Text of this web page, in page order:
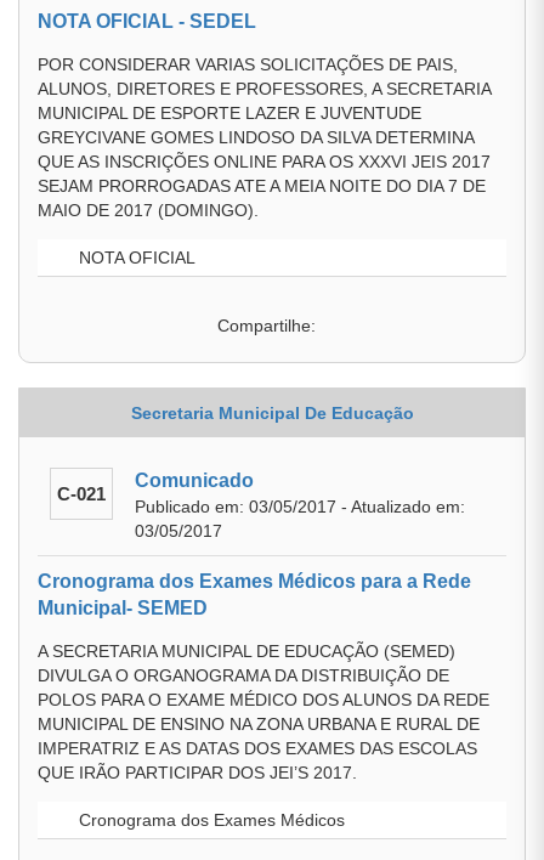
NOTA OFICIAL - SEDEL
POR CONSIDERAR VARIAS SOLICITAÇÕES DE PAIS,
ALUNOS, DIRETORES E PROFESSORES, A SECRETARIA
MUNICIPAL DE ESPORTE LAZER E JUVENTUDE
GREYCIVANE GOMES LINDOSO DA SILVA DETERMINA
QUE AS INSCRIÇÕES ONLINE PARA OS XXXVI JEIS 2017
SEJAM PRORROGADAS ATE A MEIA NOITE DO DIA 7 DE
MAIO DE 2017 (DOMINGO).
NOTA OFICIAL
Compartilhe:
Secretaria Municipal De Educação
C-021
Comunicado
Publicado em: 03/05/2017 - Atualizado em:
03/05/2017
Cronograma dos Exames Médicos para a Rede
Municipal- SEMED
A SECRETARIA MUNICIPAL DE EDUCAÇÃO (SEMED)
DIVULGA O ORGANOGRAMA DA DISTRIBUIÇÃO DE
POLOS PARA O EXAME MÉDICO DOS ALUNOS DA REDE
MUNICIPAL DE ENSINO NA ZONA URBANA E RURAL DE
IMPERATRIZ E AS DATAS DOS EXAMES DAS ESCOLAS
QUE IRÃO PARTICIPAR DOS JEI’S 2017.
Cronograma dos Exames Médicos